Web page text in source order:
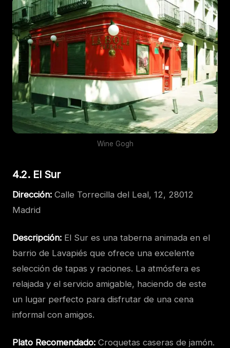
Wine Gogh
4.2. El Sur
Dirección: Calle Torrecilla del Leal, 12, 28012
Madrid
Descripción: El Sur es una taberna animada en el
barrio de Lavapiés que ofrece una excelente
selección de tapas y raciones. La atmósfera es
relajada y el servicio amigable, haciendo de este
un lugar perfecto para disfrutar de una cena
informal con amigos.
Plato Recomendado: Croquetas caseras de jamón.